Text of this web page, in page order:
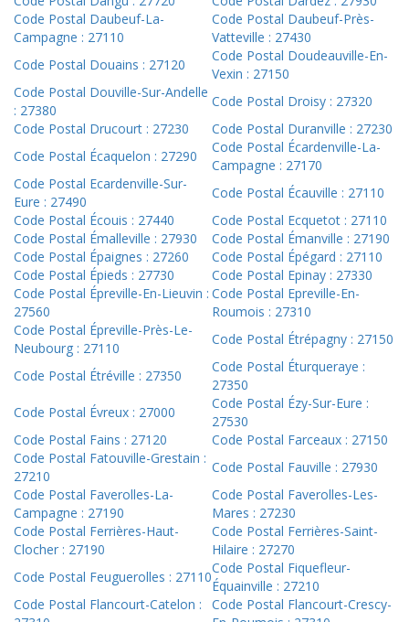
Code Postal Daubeuf-La-
Campagne : 27110
Code Postal Daubeuf-Près-
Vatteville : 27430
Code Postal Douains : 27120
Code Postal Doudeauville-En-
Vexin : 27150
Code Postal Douville-Sur-Andelle
: 27380
Code Postal Droisy : 27320
Code Postal Drucourt : 27230
Code Postal Duranville : 27230
Code Postal Écaquelon : 27290
Code Postal Écardenville-La-
Campagne : 27170
Code Postal Ecardenville-Sur-
Eure : 27490
Code Postal Écauville : 27110
Code Postal Écouis : 27440
Code Postal Ecquetot : 27110
Code Postal Émalleville : 27930
Code Postal Émanville : 27190
Code Postal Épaignes : 27260
Code Postal Épégard : 27110
Code Postal Épieds : 27730
Code Postal Epinay : 27330
Code Postal Épreville-En-Lieuvin :
27560
Code Postal Epreville-En-
Roumois : 27310
Code Postal Épreville-Près-Le-
Neubourg : 27110
Code Postal Étrépagny : 27150
Code Postal Étréville : 27350
Code Postal Éturqueraye :
27350
Code Postal Évreux : 27000
Code Postal Ézy-Sur-Eure :
27530
Code Postal Fains : 27120
Code Postal Farceaux : 27150
Code Postal Fatouville-Grestain :
27210
Code Postal Fauville : 27930
Code Postal Faverolles-La-
Campagne : 27190
Code Postal Faverolles-Les-
Mares : 27230
Code Postal Ferrières-Haut-
Clocher : 27190
Code Postal Ferrières-Saint-
Hilaire : 27270
Code Postal Feuguerolles : 27110
Code Postal Fiquefleur-
Équainville : 27210
Code Postal Flancourt-Catelon :
Code Postal Flancourt-Crescy-